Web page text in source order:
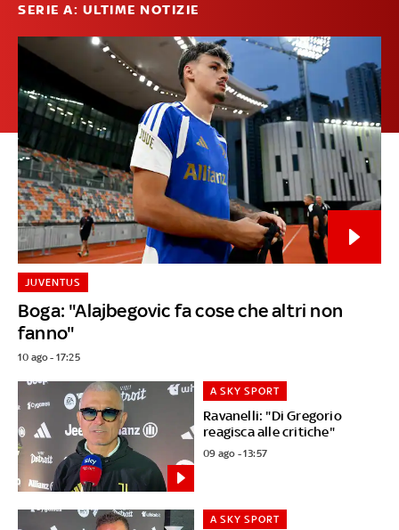
SERIE A: ULTIME NOTIZIE
Boga: "Alajbegovic fa cose che altri non
fanno"
JUVENTUS
10 ago - 17:25
Ravanelli: "Di Gregorio
reagisca alle critiche"
A SKY SPORT
09 ago - 13:57
A SKY SPORT